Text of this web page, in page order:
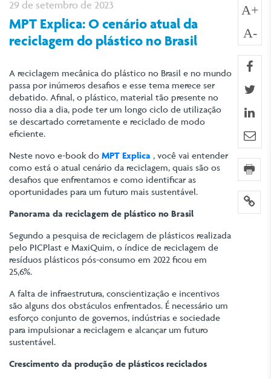
A+
A-
e-
29 de setembro de 2023
MPT Explica: O cenário atual da
reciclagem do plástico no Brasil
A reciclagem mecânica do plástico no Brasil e no mundo
passa por inúmeros desafios e esse tema merece ser
debatido. Afinal, o plástico, material tão presente no
nosso dia a dia, pode ter um longo ciclo de utilização
se descartado corretamente e reciclado de modo
eficiente.
Neste novo e-book do MPT Explica , você vai entender
como está o atual cenário da reciclagem, quais são os
desafios que enfrentamos e como identificar as
oportunidades para um futuro mais sustentável.
Panorama da reciclagem de plástico no Brasil
Segundo a pesquisa de reciclagem de plásticos realizada
pelo PICPlast e MaxiQuim, o índice de reciclagem de
resíduos plásticos pós-consumo em 2022 ficou em
25,6%.
A falta de infraestrutura, conscientização e incentivos
são alguns dos obstáculos enfrentados. É necessário um
esforço conjunto de governos, indústrias e sociedade
para impulsionar a reciclagem e alcançar um futuro
sustentável.
Crescimento da produção de plásticos reciclados